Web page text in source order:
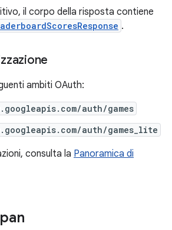
il corpo della risposta contiene
.
ambiti OAuth:
auth/games
auth/games_lite
consulta la Panoramica di